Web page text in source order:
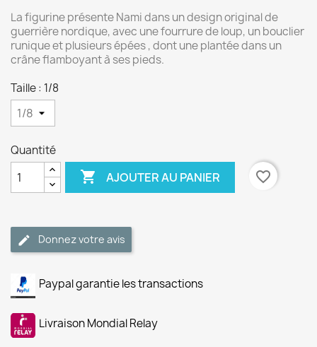
La figurine présente Nami dans un design original de
guerrière nordique, avec une fourrure de loup, un bouclier
runique et plusieurs épées , dont une plantée dans un
crâne flamboyant à ses pieds.
Taille : 1/8
Quantité
 AJOUTER AU PANIER favorite_border
Donnez votre avis
Paypal garantie les transactions
Livraison Mondial Relay